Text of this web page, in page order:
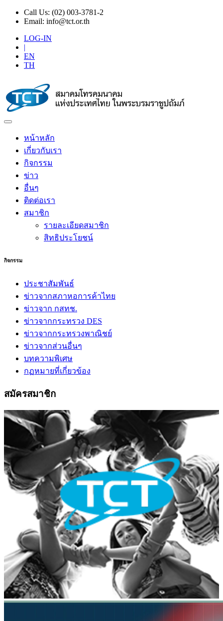
Call Us: (02) 003-3781-2
Email: info@tct.or.th
LOG-IN
|
EN
TH
หน้าหลัก
เกี่ยวกับเรา
กิจกรรม
ข่าว
อื่นๆ
ติดต่อเรา
สมาชิก
รายละเอียดสมาชิก
สิทธิประโยชน์
กิจกรรม
ประชาสัมพันธ์
ข่าวจากสภาหอการค้าไทย
ข่าวจาก กสทช.
ข่าวจากกระทรวง DES
ข่าวจากกระทรวงพาณิชย์
ข่าวจากส่วนอื่นๆ
บทความพิเศษ
กฏหมายที่เกี่ยวข้อง
สมัครสมาชิก